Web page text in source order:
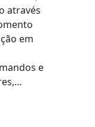
através
em
e